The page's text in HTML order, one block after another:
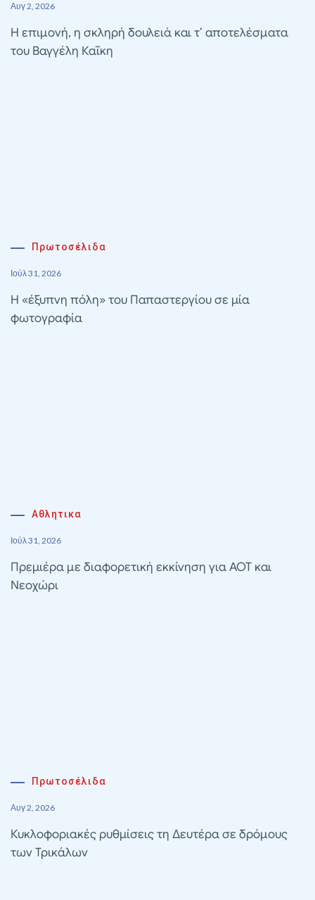
Αυγ 2, 2026
Η επιμονή, η σκληρή δουλειά και τ’ αποτελέσματα
του Βαγγέλη Καΐκη
Πρωτοσέλιδα
Ιούλ 31, 2026
Η «έξυπνη πόλη» του Παπαστεργίου σε μία
φωτογραφία
Αθλητικα
Ιούλ 31, 2026
Πρεμιέρα με διαφορετική εκκίνηση για ΑΟΤ και
Νεοχώρι
Πρωτοσέλιδα
Αυγ 2, 2026
Κυκλοφοριακές ρυθμίσεις τη Δευτέρα σε δρόμους
των Τρικάλων